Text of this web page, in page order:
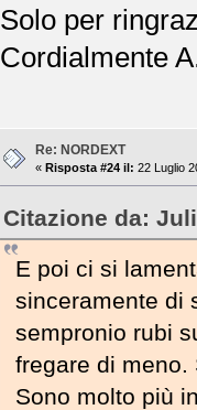
Solo per
Cordialmente
Re: NORDEXT
« Risposta #24 il: 22 Luglio
Citazione da:
E poi ci si
sinceramente di
sempronio rubi
fregare di meno.
Sono molto più